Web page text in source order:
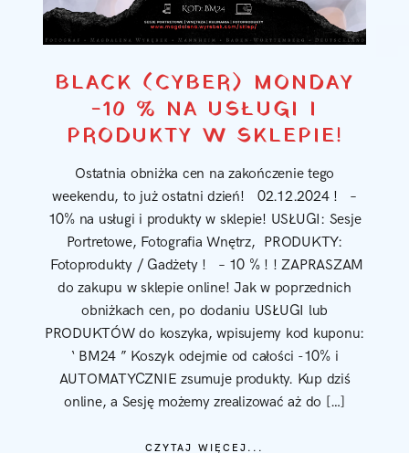
BLACK (CYBER) MONDAY
-10 % NA USŁUGI I
PRODUKTY W SKLEPIE!
Ostatnia obniżka cen na zakończenie tego
weekendu, to już ostatni dzień! 02.12.2024 ! –
10% na usługi i produkty w sklepie! USŁUGI: Sesje
Portretowe, Fotografia Wnętrz, PRODUKTY:
Fotoprodukty / Gadżety ! – 10 % ! ! ZAPRASZAM
do zakupu w sklepie online! Jak w poprzednich
obniżkach cen, po dodaniu USŁUGI lub
PRODUKTÓW do koszyka, wpisujemy kod kuponu:
‘ BM24 ” Koszyk odejmie od całości -10% i
AUTOMATYCZNIE zsumuje produkty. Kup dziś
online, a Sesję możemy zrealizować aż do […]
CZYTAJ WIĘCEJ...